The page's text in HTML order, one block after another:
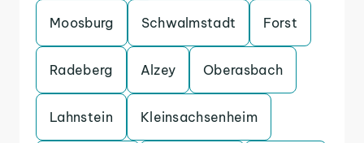
Moosburg Schwalmstadt Forst
Radeberg Alzey Oberasbach
Lahnstein Kleinsachsenheim